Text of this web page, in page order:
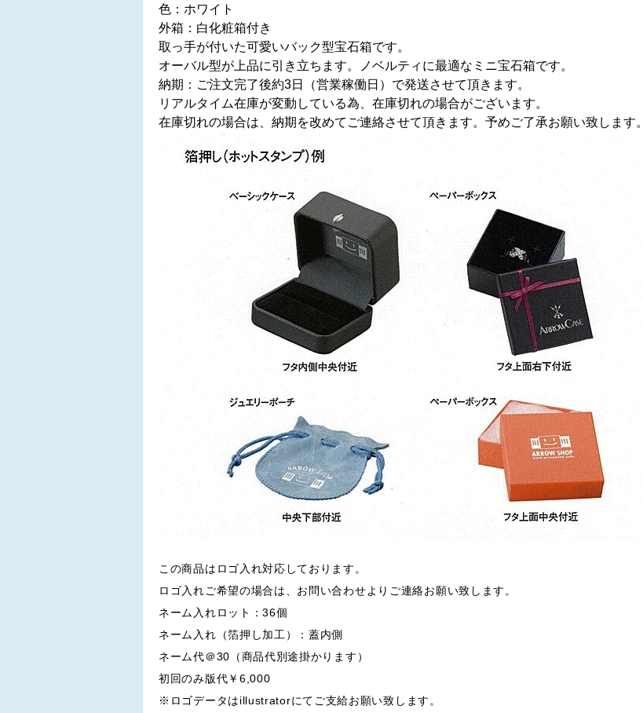
色：ホワイト
外箱：白化粧箱付き
取っ手が付いた可愛いバック型宝石箱です。
オーバル型が上品に引き立ちます。ノベルティに最適なミニ宝石箱です。
納期：ご注文完了後約3日（営業稼働日）で発送させて頂きます。
リアルタイム在庫が変動している為、在庫切れの場合がございます。
在庫切れの場合は、納期を改めてご連絡させて頂きます。予めご了承お願い致します。
この商品はロゴ入れ対応しております。
ロゴ入れご希望の場合は、お問い合わせよりご連絡お願い致します。
ネーム入れロット：36個
ネーム入れ（箔押し加工）：蓋内側
ネーム代＠30（商品代別途掛かります）
初回のみ版代￥6,000
※ロゴデータはillustratorにてご支給お願い致します。